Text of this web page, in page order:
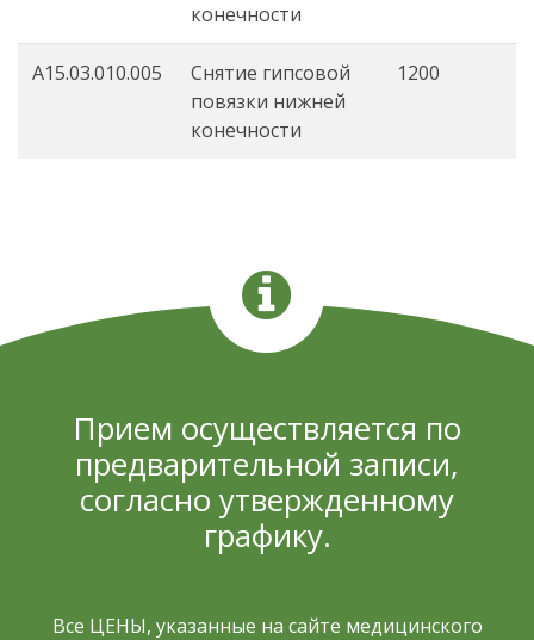
конечности
A15.03.010.005
Снятие гипсовой
повязки нижней
конечности
1200
Прием осуществляется по
предварительной записи,
согласно утвержденному
графику.
Все ЦЕНЫ, указанные на сайте медицинского